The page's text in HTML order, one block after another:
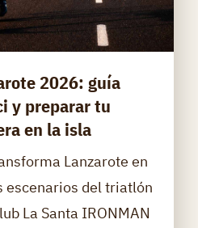
2026: guía
y preparar tu
en la isla
Lanzarote en
escenarios del triatlón
La Santa IRONMAN